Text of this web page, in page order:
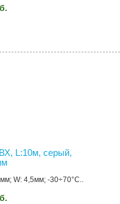
L:10м, серый,
W: 4,5мм; -30÷70°C..